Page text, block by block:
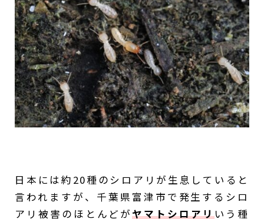
日本には約20種のシロアリが生息していると
言われますが、千葉県富津市で発生するシロ
アリ被害のほとんどがヤマトシロアリいう種